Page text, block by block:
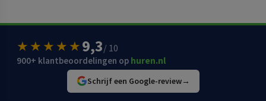
★★★★★9,3/ 10
900+ klantbeoordelingen op huren.nl
Schrijf een Google-review→